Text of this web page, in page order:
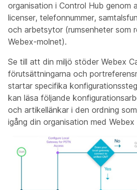
organisation i Control Hub genom
licenser, telefonnummer,
och arbetsytor (rumsenheter som
Webex-molnet).
Se till att din miljö stöder Webex
förutsättningarna och
startar specifika
kan läsa följande
och artikellänkar i den ordning
igång din organisation med Webex